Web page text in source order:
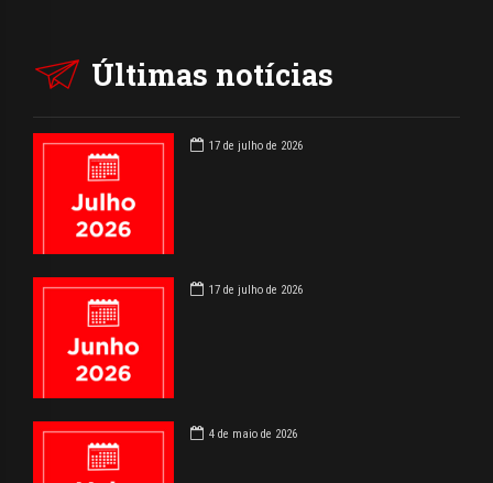
Últimas notícias
17 de julho de 2026
17 de julho de 2026
4 de maio de 2026